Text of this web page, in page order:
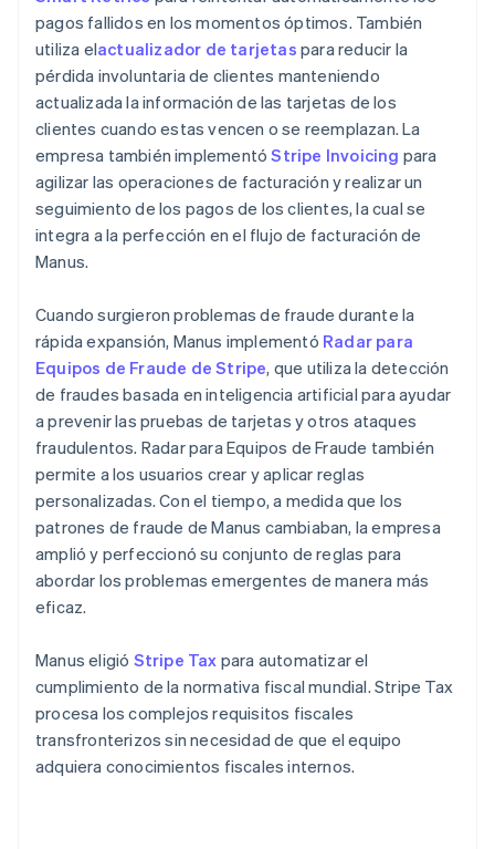
pagos fallidos en los momentos óptimos. También
utiliza elactualizador de tarjetas para reducir la
pérdida involuntaria de clientes manteniendo
actualizada la información de las tarjetas de los
clientes cuando estas vencen o se reemplazan. La
empresa también implementóStripe Invoicing para
agilizar las operaciones de facturación y realizar un
seguimiento de los pagos de los clientes, la cual se
integra a la perfección en el flujo de facturación de
Manus.
Cuando surgieron problemas de fraude durante la
rápida expansión, Manus implementó Radar para
Equipos de Fraude de Stripe, que utiliza la detección
de fraudes basada en inteligencia artificial para ayudar
a prevenir las pruebas de tarjetas y otros ataques
fraudulentos. Radar para Equipos de Fraude también
permite a los usuarios crear y aplicar reglas
personalizadas. Con el tiempo, a medida que los
patrones de fraude de Manus cambiaban, la empresa
amplió y perfeccionó su conjunto de reglas para
abordar los problemas emergentes de manera más
eficaz.
Manus eligió Stripe Tax para automatizar el
cumplimiento de la normativa fiscal mundial. Stripe Tax
procesa los complejos requisitos fiscales
transfronterizos sin necesidad de que el equipo
adquiera conocimientos fiscales internos.